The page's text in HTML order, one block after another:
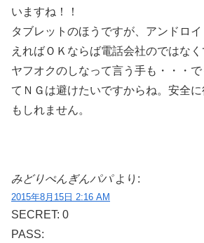
いますね！！
タブレットのほうですが、アンドロ
えればＯＫならば電話会社のではなく
ヤフオクのしなって言う手も・・・
てＮＧは避けたいですからね。安全
もしれません。
みどりぺんぎんパパ より:
2015年8月15日 2:16 AM
SECRET: 0
PASS: